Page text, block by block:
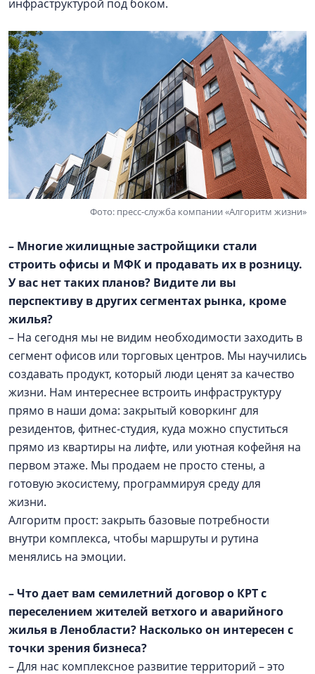
инфраструктурой под боком.
Фото: пресс-служба компании «Алгоритм жизни»
– Многие жилищные застройщики стали
строить офисы и МФК и продавать их в розницу.
У вас нет таких планов? Видите ли вы
перспективу в других сегментах рынка, кроме
жилья?
– На сегодня мы не видим необходимости заходить в
сегмент офисов или торговых центров. Мы научились
создавать продукт, который люди ценят за качество
жизни. Нам интереснее встроить инфраструктуру
прямо в наши дома: закрытый коворкинг для
резидентов, фитнес-студия, куда можно спуститься
прямо из квартиры на лифте, или уютная кофейня на
первом этаже. Мы продаем не просто стены, а
готовую экосистему, программируя среду для
жизни.
Алгоритм прост: закрыть базовые потребности
внутри комплекса, чтобы маршруты и рутина
менялись на эмоции.
– Что дает вам семилетний договор о КРТ с
переселением жителей ветхого и аварийного
жилья в Ленобласти? Насколько он интересен с
точки зрения бизнеса?
– Для нас комплексное развитие территорий – это